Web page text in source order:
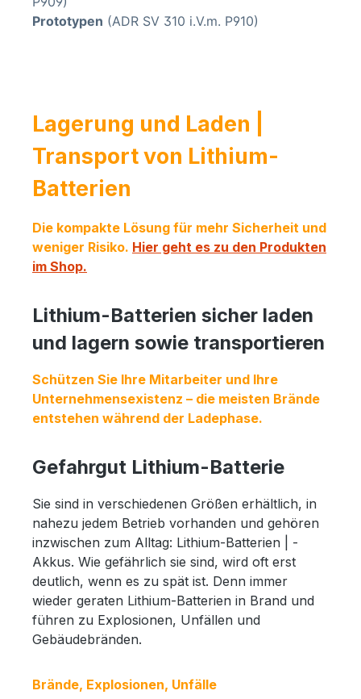
Prototypen (ADR SV 310 i.V.m. P910)
Lagerung und Laden |
Transport von Lithium-
Batterien
Die kompakte Lösung für mehr Sicherheit und
weniger Risiko. Hier geht es zu den Produkten
im Shop.
Lithium-Batterien sicher laden
und lagern sowie transportieren
Schützen Sie Ihre Mitarbeiter und Ihre
Unternehmensexistenz – die meisten Brände
entstehen während der Ladephase.
Gefahrgut Lithium-Batterie
Sie sind in verschiedenen Größen erhältlich, in
nahezu jedem Betrieb vorhanden und gehören
inzwischen zum Alltag: Lithium-Batterien | -
Akkus. Wie gefährlich sie sind, wird oft erst
deutlich, wenn es zu spät ist. Denn immer
wieder geraten Lithium-Batterien in Brand und
führen zu Explosionen, Unfällen und
Gebäudebränden.
Brände, Explosionen, Unfälle